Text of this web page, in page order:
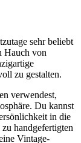
sehr beliebt
Hauch von
zu gestalten.
verwendest,
Du kannst
in die
handgefertigten
Vintage-